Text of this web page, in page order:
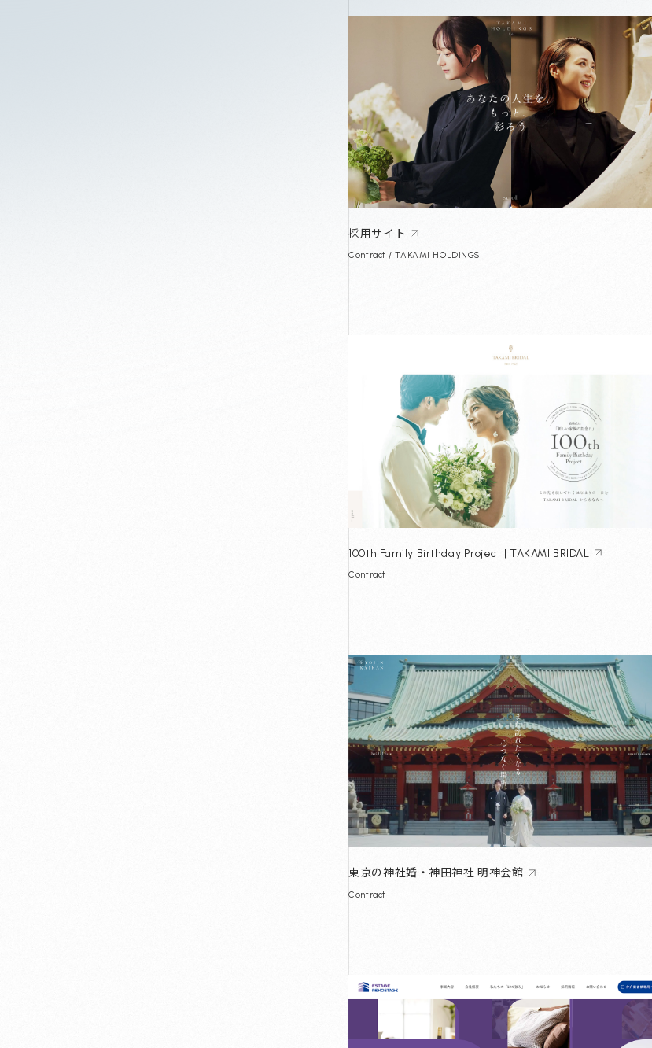
採用サイト
Contract / TAKAMI HOLDINGS
100th Family Birthday Project | TAKAMI BRIDAL
Contract
東京の神社婚・神田神社 明神会館
Contract